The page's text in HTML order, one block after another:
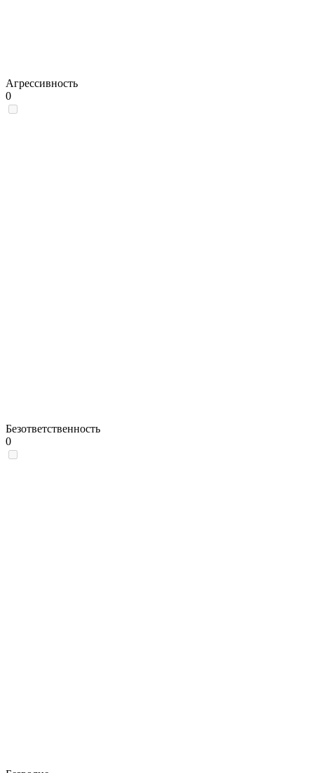
Агрессивность
0
Безответственность
0